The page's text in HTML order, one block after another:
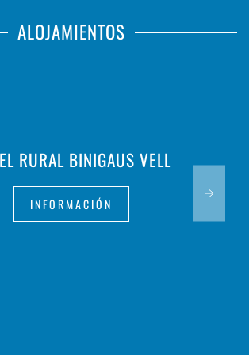
ALOJAMIENTOS
RURAL BINIGAUS VELL
INFORMACIÓN